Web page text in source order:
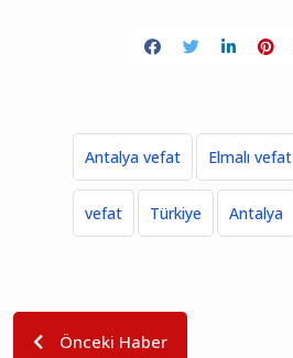
Antalya vefat Elmalı vefat
vefat Türkiye Antalya
Önceki Haber